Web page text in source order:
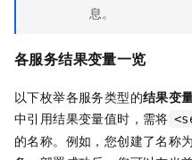
息。
各服务结果变量一览
以下枚举各服务类型的结果变
中引用结果变量值时，需将
的名称。例如，您创建了名称为